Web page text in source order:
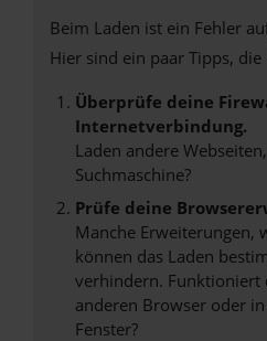
Beim Laden ist ein Fehler
Hier sind ein paar Tipps,
Überprüfe deine
Internetverbindung.
Laden andere
Suchmaschine?
Prüfe deine
Manche Erweiterungen,
können das Laden
verhindern. Funktioniert
anderen Browser oder
Fenster?